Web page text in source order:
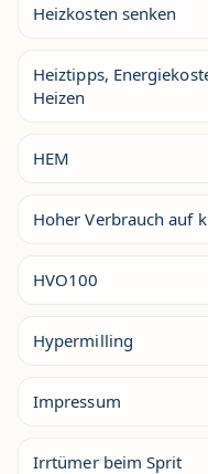
Heizkosten senken
Heiztipps,
Heizen
HEM
Hoher Verbrauch auf
HVO100
Hypermilling
Impressum
Irrtümer beim Sprit